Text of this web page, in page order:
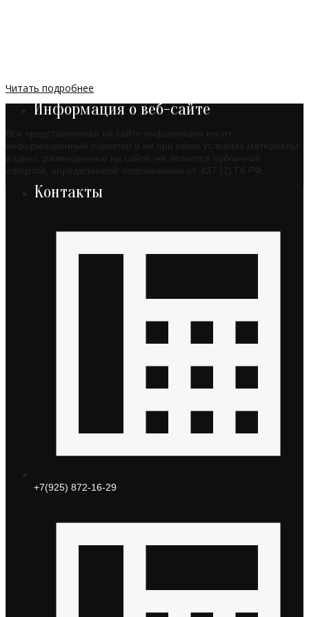
Читать подробнее
Информация о веб-сайте
Контакты
+7(925) 872-16-29